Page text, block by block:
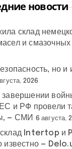
новости
склад
и
но и
2026
завершении
и РФ провели
— СМИ
6 августа,
склад Intertop и
известно —